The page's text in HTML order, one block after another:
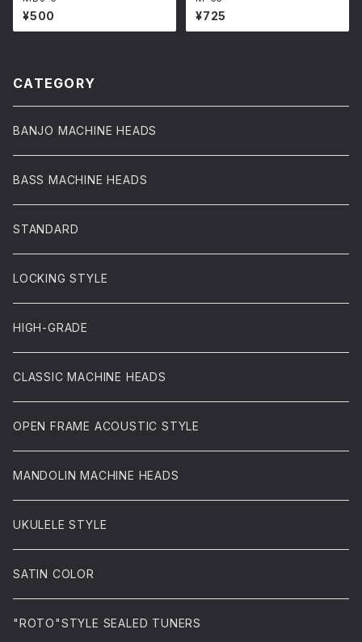
¥500 ¥725
CATEGORY
BANJO MACHINE HEADS
BASS MACHINE HEADS
STANDARD
LOCKING STYLE
HIGH-GRADE
CLASSIC MACHINE HEADS
OPEN FRAME ACOUSTIC STYLE
MANDOLIN MACHINE HEADS
UKULELE STYLE
SATIN COLOR
"ROTO"STYLE SEALED TUNERS